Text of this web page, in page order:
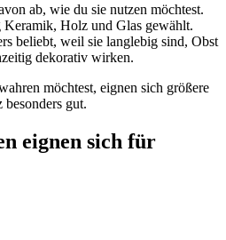
ab, wie du sie nutzen möchtest.
Holz und Glas gewählt.
beliebt, weil sie langlebig sind, Obst
dekorativ wirken.
möchtest, eignen sich größere
besonders gut.
eignen sich für